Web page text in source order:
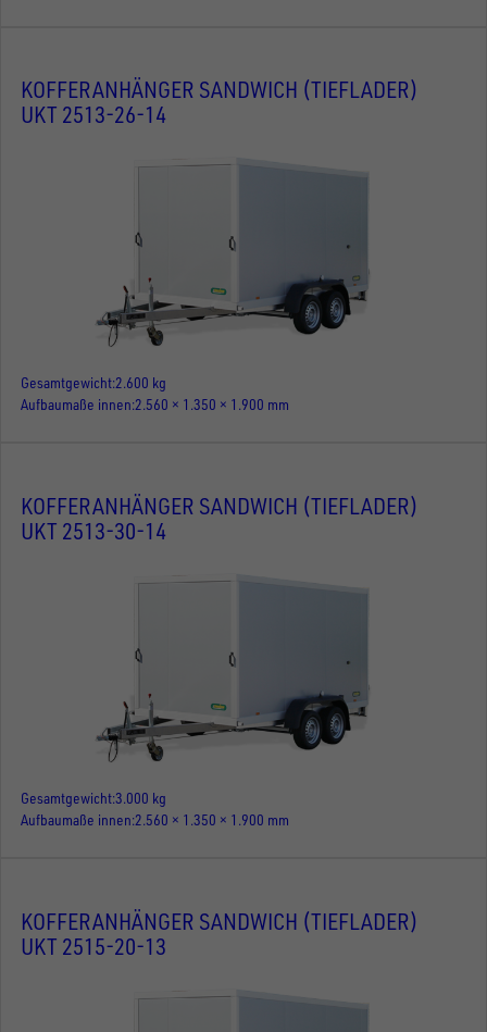
KOFFERANHÄNGER SANDWICH (TIEFLADER)
UKT 2513-26-14
Gesamtgewicht 2.600 kg
Aufbaumaße innen 2.560 × 1.350 × 1.900 mm
KOFFERANHÄNGER SANDWICH (TIEFLADER)
UKT 2513-30-14
Gesamtgewicht3.000 kg
Aufbaumaße innen 2.560 × 1.350 × 1.900 mm
KOFFERANHÄNGER SANDWICH (TIEFLADER)
UKT 2515-20-13